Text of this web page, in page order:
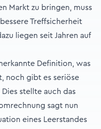
Markt zu bringen, muss
Treffsicherheit
liegen seit Jahren auf
Definition, was
noch gibt es seriöse
stellte auch das
sagt nun
eines Leerstandes